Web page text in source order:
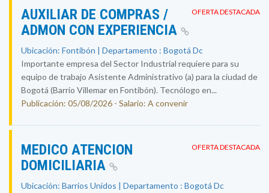
OFERTA DESTACADA
AUXILIAR DE COMPRAS /
ADMON CON EXPERIENCIA
Ubicación: Fontibón | Departamento : Bogotá Dc
Importante empresa del Sector Industrial requiere para su
equipo de trabajo Asistente Administrativo (a) para la ciudad de
Bogotá (Barrio Villemar en Fontibón). Tecnólogo en...
Publicación: 05/08/2026 - Salario: A convenir
OFERTA DESTACADA
MEDICO ATENCION
DOMICILIARIA
Ubicación: Barrios Unidos | Departamento : Bogotá Dc